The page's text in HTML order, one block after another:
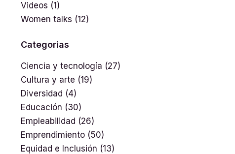
Videos (1)
Women talks (12)
Categorias
Ciencia y tecnología (27)
Cultura y arte (19)
Diversidad (4)
Educación (30)
Empleabilidad (26)
Emprendimiento (50)
Equidad e Inclusión (13)